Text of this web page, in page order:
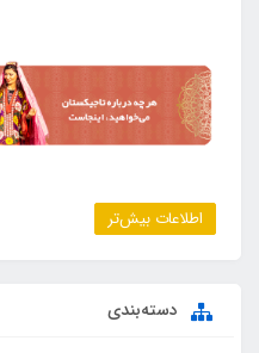
اطلاعات بیش‌تر
دسته‌بندی